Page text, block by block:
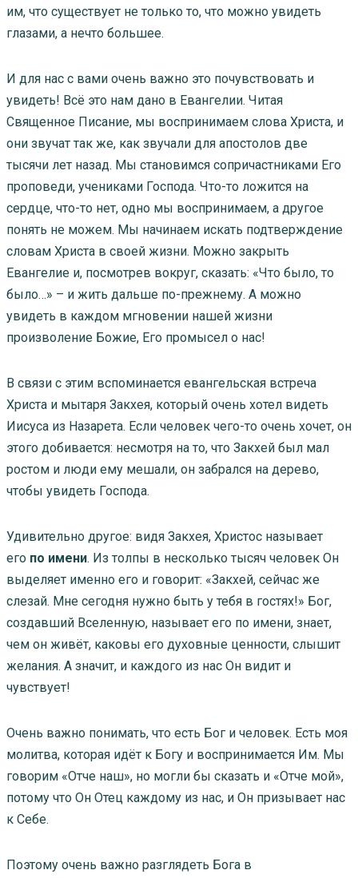
им, что существует не только то, что можно увидеть
глазами, а нечто большее.
И для нас с вами очень важно это почувствовать и
увидеть! Всё это нам дано в Евангелии. Читая
Священное Писание, мы воспринимаем слова Христа, и
они звучат так же, как звучали для апостолов две
тысячи лет назад. Мы становимся сопричастниками Его
проповеди, учениками Господа. Что-то ложится на
сердце, что-то нет, одно мы воспринимаем, а другое
понять не можем. Мы начинаем искать подтверждение
словам Христа в своей жизни. Можно закрыть
Евангелие и, посмотрев вокруг, сказать: «Что было, то
было…» – и жить дальше по-прежнему. А можно
увидеть в каждом мгновении нашей жизни
произволение Божие, Его промысел о нас!
В связи с этим вспоминается евангельская встреча
Христа и мытаря Закхея, который очень хотел видеть
Иисуса из Назарета. Если человек чего-то очень хочет, он
этого добивается: несмотря на то, что Закхей был мал
ростом и люди ему мешали, он забрался на дерево,
чтобы увидеть Господа.
Удивительно другое: видя Закхея, Христос называет
его по имени. Из толпы в несколько тысяч человек Он
выделяет именно его и говорит: «Закхей, сейчас же
слезай. Мне сегодня нужно быть у тебя в гостях!» Бог,
создавший Вселенную, называет его по имени, знает,
чем он живёт, каковы его духовные ценности, слышит
желания. А значит, и каждого из нас Он видит и
чувствует!
Очень важно понимать, что есть Бог и человек. Есть моя
молитва, которая идёт к Богу и воспринимается Им. Мы
говорим «Отче наш», но могли бы сказать и «Отче мой»,
потому что Он Отец каждому из нас, и Он призывает нас
к Себе.
Поэтому очень важно разглядеть Бога в